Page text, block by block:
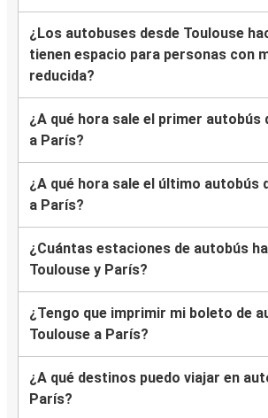
¿Los autobuses desde Toulouse
tienen espacio para personas con
reducida?
¿A qué hora sale el primer autobús
a París?
¿A qué hora sale el último autobús
a París?
¿Cuántas estaciones de autobús
Toulouse y París?
¿Tengo que imprimir mi boleto de
Toulouse a París?
¿A qué destinos puedo viajar en
París?